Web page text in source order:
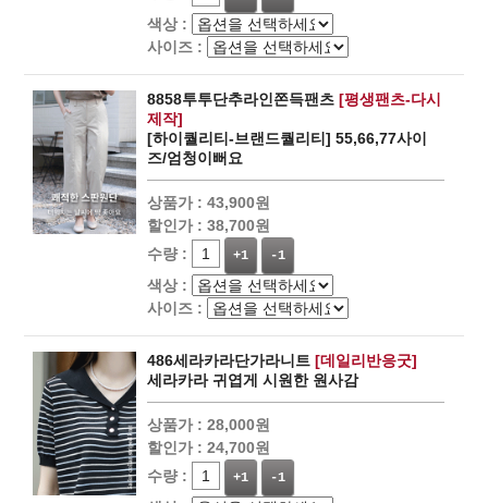
색상 :
사이즈 :
8858투투단추라인쫀득팬츠 [평생팬츠-다시
제작]
[하이퀄리티-브랜드퀄리티] 55,66,77사이
즈/엄청이뻐요
상품가 : 43,900원
할인가 : 38,700원
수량 :
+1 -1
색상 :
사이즈 :
486세라카라단가라니트 [데일리반응굿]
세라카라 귀엽게 시원한 원사감
상품가 : 28,000원
할인가 : 24,700원
수량 :
+1 -1